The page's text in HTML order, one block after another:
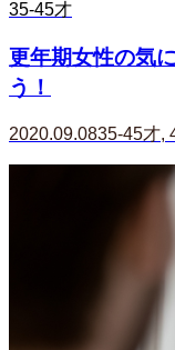
35-45才
更年期女性の気
う！
2020.09.0835-45才,